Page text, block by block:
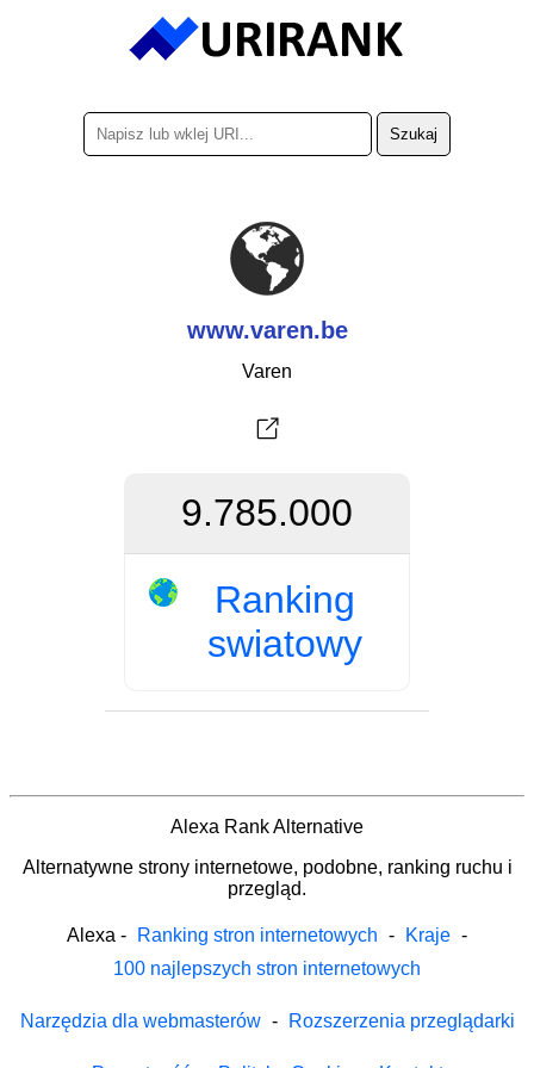
www.varen.be
Varen
9.785.000
Ranking
swiatowy
Alexa Rank Alternative
Alternatywne strony internetowe, podobne, ranking ruchu i
przegląd.
Alexa - Ranking stron internetowych - Kraje -
100 najlepszych stron internetowych
Narzędzia dla webmasterów - Rozszerzenia przeglądarki